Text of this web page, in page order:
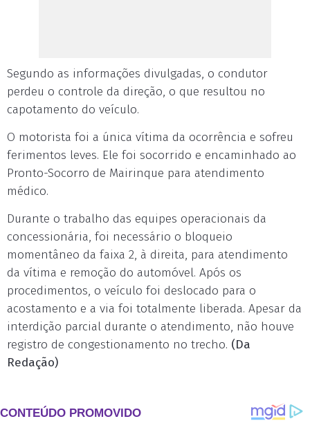
Segundo as informações divulgadas, o condutor
perdeu o controle da direção, o que resultou no
capotamento do veículo.
O motorista foi a única vítima da ocorrência e sofreu
ferimentos leves. Ele foi socorrido e encaminhado ao
Pronto-Socorro de Mairinque para atendimento
médico.
Durante o trabalho das equipes operacionais da
concessionária, foi necessário o bloqueio
momentâneo da faixa 2, à direita, para atendimento
da vítima e remoção do automóvel. Após os
procedimentos, o veículo foi deslocado para o
acostamento e a via foi totalmente liberada. Apesar da
interdição parcial durante o atendimento, não houve
registro de congestionamento no trecho. (Da
Redação)